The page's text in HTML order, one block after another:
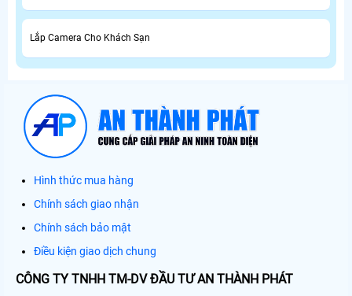
Lắp Camera Cho Khách Sạn
Hình thức mua hàng
Chính sách giao nhận
Chính sách bảo mật
Điều kiện giao dịch chung
CÔNG TY TNHH TM-DV ĐẦU TƯ AN THÀNH PHÁT